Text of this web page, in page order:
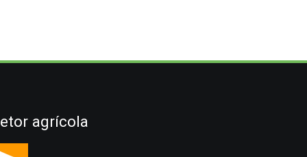
agrícola